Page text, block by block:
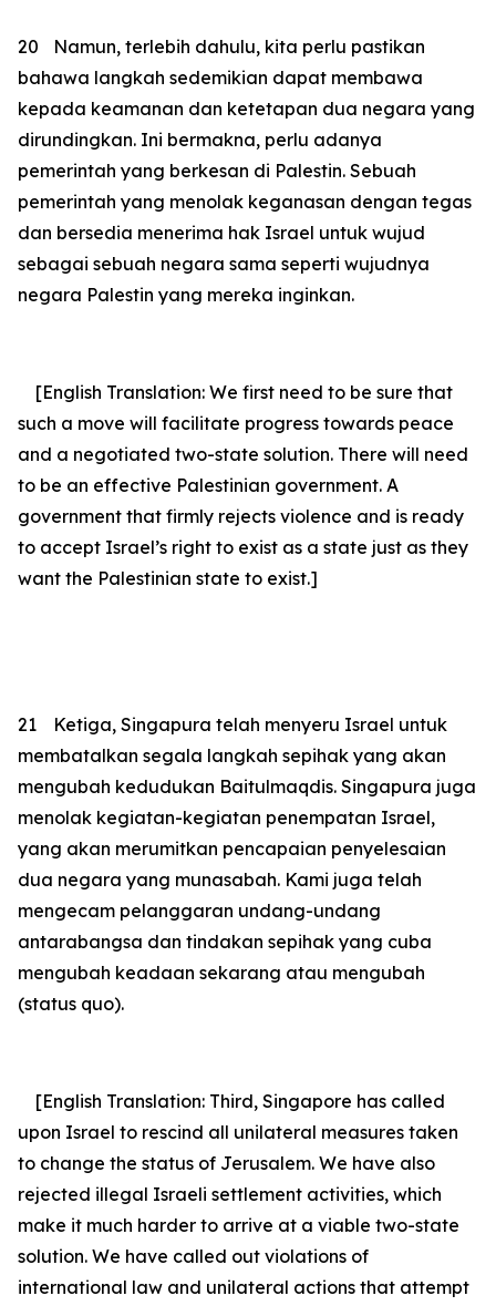
20
Namun, terlebih dahulu, kita perlu pastikan
bahawa langkah sedemikian dapat membawa
kepada keamanan dan ketetapan dua negara yang
dirundingkan. Ini bermakna, perlu adanya
pemerintah yang berkesan di Palestin. Sebuah
pemerintah yang menolak keganasan dengan tegas
dan bersedia menerima hak Israel untuk wujud
sebagai sebuah negara sama seperti wujudnya
negara Palestin yang mereka inginkan.
[English Translation: We first need to be sure that
such a move will facilitate progress towards peace
and a negotiated two-state solution. There will need
to be an effective Palestinian government. A
government that firmly rejects violence and is ready
to accept Israel’s right to exist as a state just as they
want the Palestinian state to exist.]
21
Ketiga, Singapura telah menyeru Israel untuk
membatalkan segala langkah sepihak yang akan
mengubah kedudukan Baitulmaqdis. Singapura juga
menolak kegiatan-kegiatan penempatan Israel,
yang akan merumitkan pencapaian penyelesaian
dua negara yang munasabah. Kami juga telah
mengecam pelanggaran undang-undang
antarabangsa dan tindakan sepihak yang cuba
mengubah keadaan sekarang atau mengubah
(status quo).
[English Translation: Third, Singapore has called
upon Israel to rescind all unilateral measures taken
to change the status of Jerusalem. We have also
rejected illegal Israeli settlement activities, which
make it much harder to arrive at a viable two-state
solution. We have called out violations of
international law and unilateral actions that attempt